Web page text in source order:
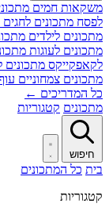
משקאות חמים
לפסחמתכונים לחגים
מתכונים לילדים
מתכונים לעוגות
לקאפקייקסמתכונים
מתכונים צמחונייםעוף
כל המדריכים ←
מתכונים קטגוריות
חיפוש
בית כל המתכונים
קטגוריות